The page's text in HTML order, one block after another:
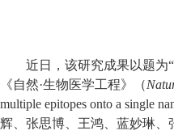
近日，该研究成果以题为
《自然·生物医学工程》（
multiple epitopes onto a
辉、张思博、王鸿、蓝妙琳